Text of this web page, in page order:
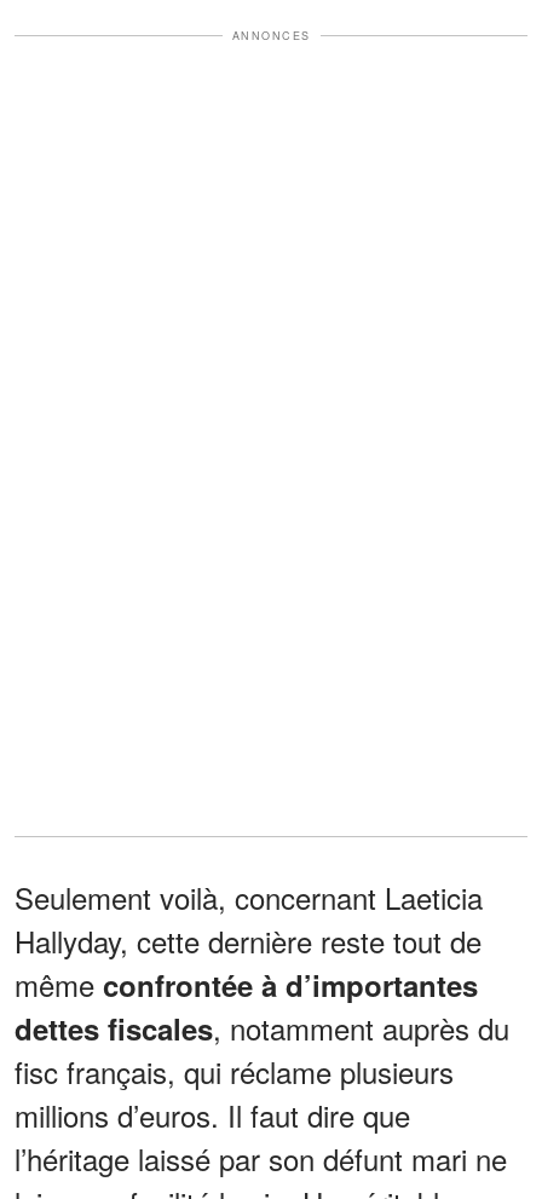
ANNONCES
Seulement voilà, concernant Laeticia
Hallyday, cette dernière reste tout de
même confrontée à d’importantes
dettes fiscales, notamment auprès du
fisc français, qui réclame plusieurs
millions d’euros. Il faut dire que
l’héritage laissé par son défunt mari ne